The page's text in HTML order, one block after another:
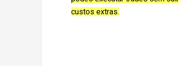
custos extras.